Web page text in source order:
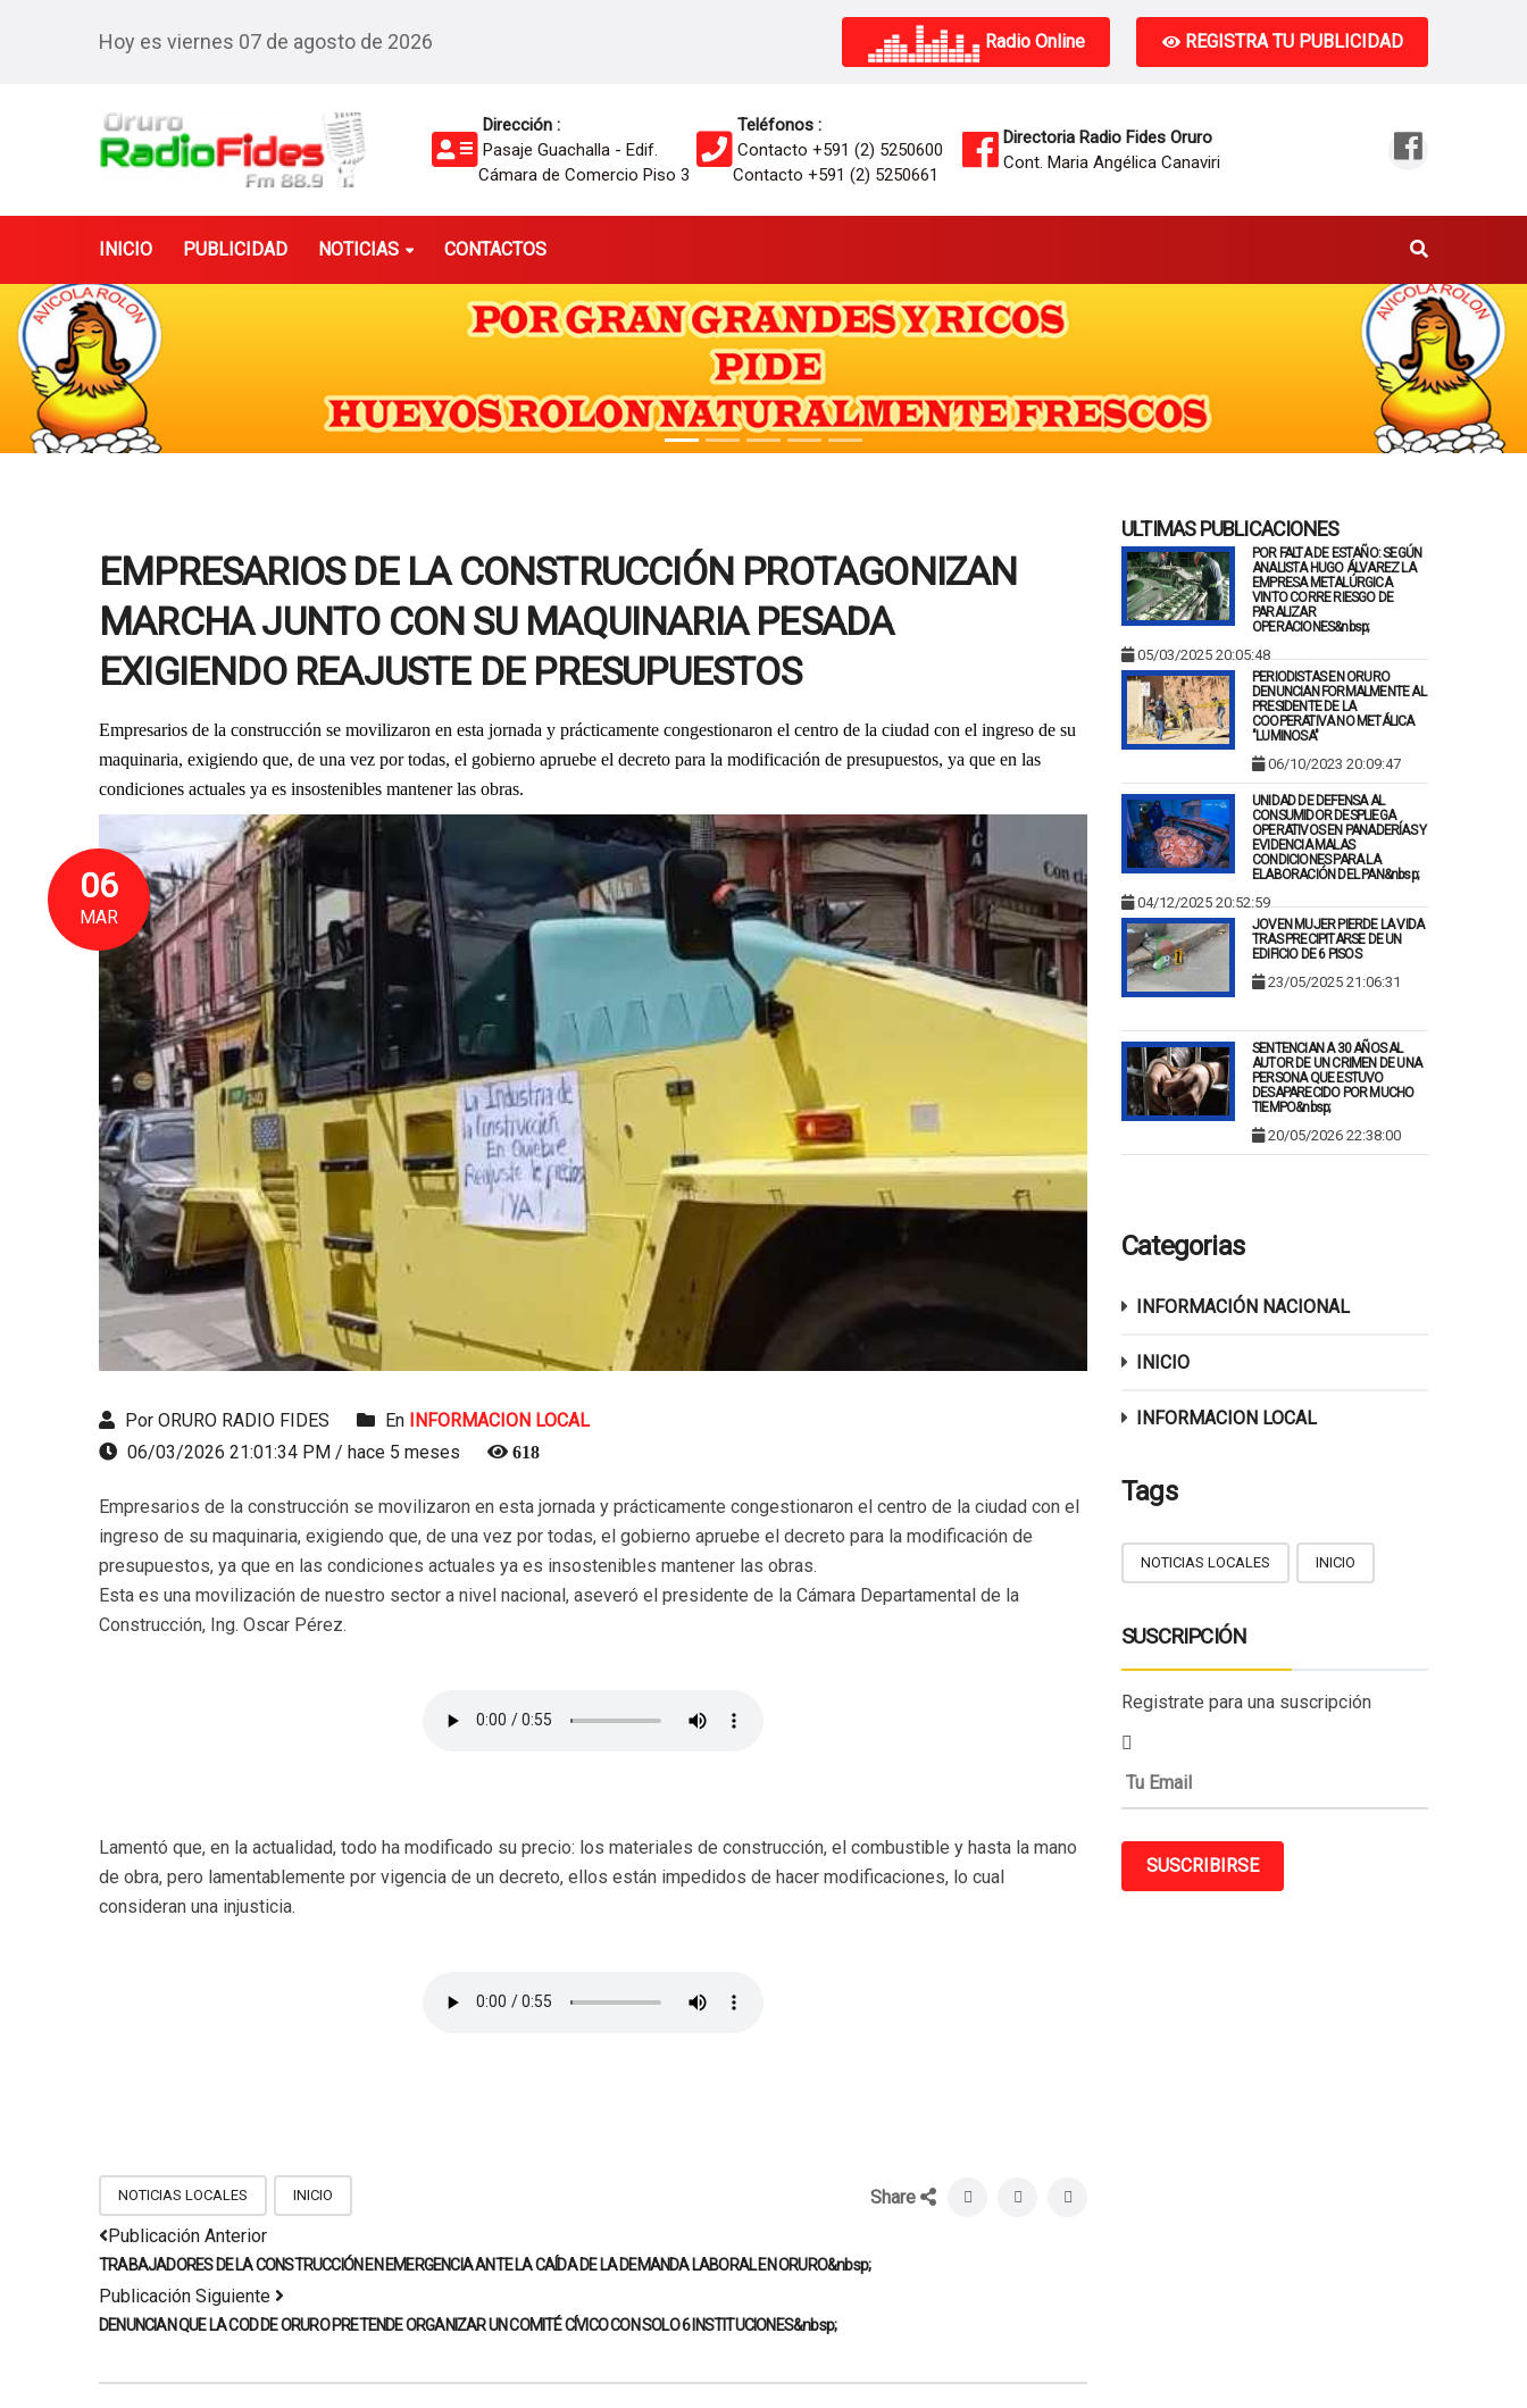
Hoy es viernes 07 de agosto de 2026 Radio Online REGISTRA TU PUBLICIDAD
Dirección :
Pasaje Guachalla - Edif.
Cámara de Comercio Piso 3
Teléfonos :
Contacto +591 (2) 5250600
Contacto +591 (2) 5250661
Directoria Radio Fides Oruro
Cont. Maria Angélica Canaviri
INICIO PUBLICIDAD NOTICIAS CONTACTOS
EMPRESARIOS DE LA CONSTRUCCIÓN PROTAGONIZAN
MARCHA JUNTO CON SU MAQUINARIA PESADA
EXIGIENDO REAJUSTE DE PRESUPUESTOS
Empresarios de la construcción se movilizaron en esta jornada y prácticamente congestionaron el centro de la ciudad con el ingreso de su
maquinaria, exigiendo que, de una vez por todas, el gobierno apruebe el decreto para la modificación de presupuestos, ya que en las
condiciones actuales ya es insostenibles mantener las obras.
06
MAR
Por ORURO RADIO FIDES En
INFORMACION LOCAL
06/03/2026 21:01:34 PM / hace 5 meses
618
Empresarios de la construcción se movilizaron en esta jornada y prácticamente congestionaron el centro de la ciudad con el
ingreso de su maquinaria, exigiendo que, de una vez por todas, el gobierno apruebe el decreto para la modificación de
presupuestos, ya que en las condiciones actuales ya es insostenibles mantener las obras.
Esta es una movilización de nuestro sector a nivel nacional, aseveró el presidente de la Cámara Departamental de la
Construcción, Ing. Oscar Pérez.
Lamentó que, en la actualidad, todo ha modificado su precio: los materiales de construcción, el combustible y hasta la mano
de obra, pero lamentablemente por vigencia de un decreto, ellos están impedidos de hacer modificaciones, lo cual
consideran una injusticia.
NOTICIAS LOCALES INICIO
Share
Publicación Anterior
TRABAJADORES DE LA CONSTRUCCIÓN EN EMERGENCIA ANTE LA CAÍDA DE LA DEMANDA LABORAL EN ORURO&nbsp;
Publicación Siguiente
DENUNCIAN QUE LA COD DE ORURO PRETENDE ORGANIZAR UN COMITÉ CÍVICO CON SOLO 6 INSTITUCIONES&nbsp;
ULTIMAS PUBLICACIONES
POR FALTA DE ESTAÑO: SEGÚN
ANALISTA HUGO ÁLVAREZ LA
EMPRESA METALÚRGICA
VINTO CORRE RIESGO DE
PARALIZAR
OPERACIONES&nbsp;
05/03/2025 20:05:48
PERIODISTAS EN ORURO
DENUNCIAN FORMALMENTE AL
PRESIDENTE DE LA
COOPERATIVA NO METÁLICA
"LUMINOSA"
06/10/2023 20:09:47
UNIDAD DE DEFENSA AL
CONSUMIDOR DESPLIEGA
OPERATIVOS EN PANADERÍAS Y
EVIDENCIA MALAS
CONDICIONES PARA LA
ELABORACIÓN DEL PAN&nbsp;
04/12/2025 20:52:59
JOVEN MUJER PIERDE LA VIDA
TRAS PRECIPITARSE DE UN
EDIFICIO DE 6 PISOS
23/05/2025 21:06:31
SENTENCIAN A 30 AÑOS AL
AUTOR DE UN CRIMEN DE UNA
PERSONA QUE ESTUVO
DESAPARECIDO POR MUCHO
TIEMPO&nbsp;
20/05/2026 22:38:00
Categorias
INFORMACIÓN NACIONAL
INICIO
INFORMACION LOCAL
Tags
NOTICIAS LOCALES INICIO
SUSCRIPCIÓN
Registrate para una suscripción
SUSCRIBIRSE